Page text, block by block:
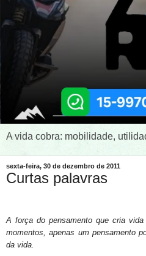
A vida cobra: mobilidade,
sexta-feira, 30 de dezembro de 2011
Curtas palavras
A força do pensamento que cria
momentos, apenas um pensamento
da vida.